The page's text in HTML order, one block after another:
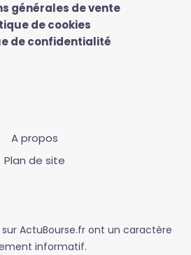
générales de vente
de cookies
de confidentialité
A propos
Plan de site
ActuBourse.fr ont un caractère
informatif.